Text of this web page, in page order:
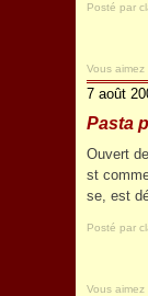
Posté par
Vous aimez
7 août
Pasta
Ouvert
st
se, est
Posté par
Vous aimez